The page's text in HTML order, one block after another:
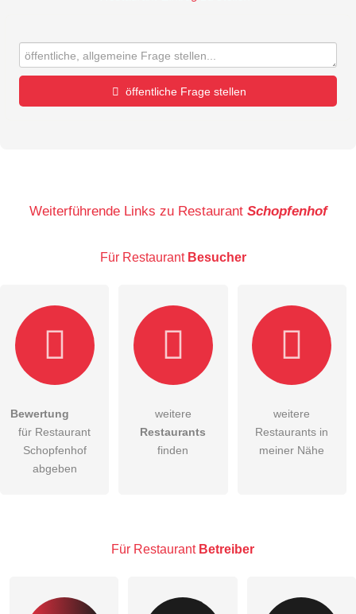
öffentliche Frage stellen
E-Mail-Adresse (wird nicht veröffentlicht)
Hiermit akzeptiere ich dieAGB
DieDatenschutzerklärung habe ich zur Kenntnis genommen.
Besucher sichtbar.
Weiterführende Links zu Restaurant Schopfenhof
Für Restaurant Besucher
Bewertung
für Restaurant
Schopfenhof
abgeben
weitere
Restaurants
finden
weitere
Restaurants in
meiner Nähe
Für Restaurant Betreiber